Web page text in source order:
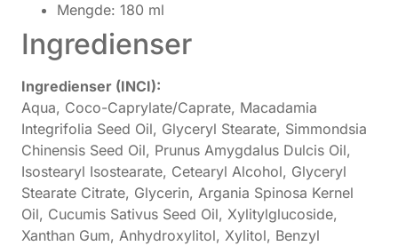
Mengde: 180 ml
Ingredienser
Ingredienser (INCI):
Aqua, Coco-Caprylate/Caprate, Macadamia
Integrifolia Seed Oil, Glyceryl Stearate, Simmondsia
Chinensis Seed Oil, Prunus Amygdalus Dulcis Oil,
Isostearyl Isostearate, Cetearyl Alcohol, Glyceryl
Stearate Citrate, Glycerin, Argania Spinosa Kernel
Oil, Cucumis Sativus Seed Oil, Xylitylglucoside,
Xanthan Gum, Anhydroxylitol, Xylitol, Benzyl